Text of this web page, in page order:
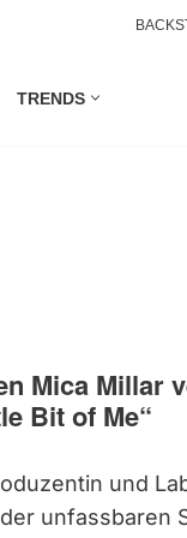
TRENDS
Mica Millar
Bit of Me“
und
unfassbaren